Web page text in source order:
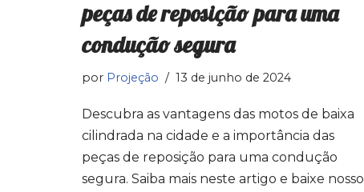
peças de reposição para uma
condução segura
por Projeção 13 de junho de 2024
Descubra as vantagens das motos de baixa
cilindrada na cidade e a importância das
peças de reposição para uma condução
segura. Saiba mais neste artigo e baixe nosso